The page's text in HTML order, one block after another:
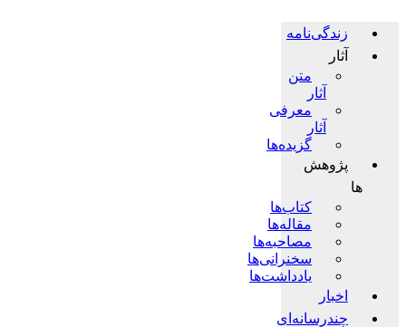
زندگی‌نامه
آثار
متن
آثار
معرفی
آثار
گزیده‌ها
پژوهش
ها
کتاب‌ها
مقاله‌ها
مصاحبه‌ها
سخنرانی‌ها
یادداشت‌ها
اخبار
چندرسانه‌ای